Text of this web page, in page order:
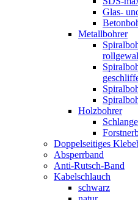
Glas-
Metallbohrer
Holzbohrer
Doppelseitiges
Absperrband
Anti-Rutsch-Band
Kabelschlauch
schwarz